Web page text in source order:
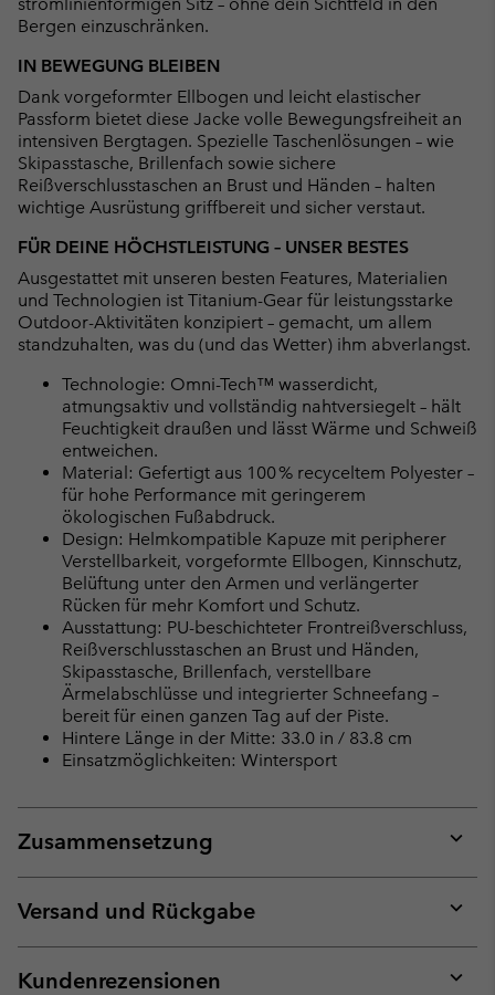
Bergen einzuschränken.
IN BEWEGUNG BLEIBEN
Dank vorgeformter Ellbogen und leicht elastischer
Passform bietet diese Jacke volle Bewegungsfreiheit an
intensiven Bergtagen. Spezielle Taschenlösungen – wie
Skipasstasche, Brillenfach sowie sichere
Reißverschlusstaschen an Brust und Händen – halten
wichtige Ausrüstung griffbereit und sicher verstaut.
FÜR DEINE HÖCHSTLEISTUNG – UNSER BESTES
Ausgestattet mit unseren besten Features, Materialien
und Technologien ist Titanium-Gear für leistungsstarke
Outdoor-Aktivitäten konzipiert – gemacht, um allem
standzuhalten, was du (und das Wetter) ihm abverlangst.
Technologie: Omni-Tech™ wasserdicht,
atmungsaktiv und vollständig nahtversiegelt – hält
Feuchtigkeit draußen und lässt Wärme und Schweiß
entweichen.
Material: Gefertigt aus 100 % recyceltem Polyester –
für hohe Performance mit geringerem
ökologischen Fußabdruck.
Design: Helmkompatible Kapuze mit peripherer
Verstellbarkeit, vorgeformte Ellbogen, Kinnschutz,
Belüftung unter den Armen und verlängerter
Rücken für mehr Komfort und Schutz.
Ausstattung: PU-beschichteter Frontreißverschluss,
Reißverschlusstaschen an Brust und Händen,
Skipasstasche, Brillenfach, verstellbare
Ärmelabschlüsse und integrierter Schneefang –
bereit für einen ganzen Tag auf der Piste.
Hintere Länge in der Mitte: 33.0 in / 83.8 cm
Einsatzmöglichkeiten: Wintersport
Zusammensetzung
or
Versand und Rückgabe
or
Kundenrezensionen